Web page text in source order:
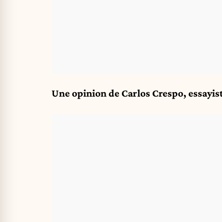
Une opinion de Carlos Crespo,